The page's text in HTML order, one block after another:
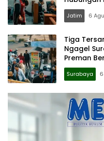
Jatim 6
Tiga
Ngagel
Preman
Surabaya
Memo.co.id
| Memberi
Inspirasi